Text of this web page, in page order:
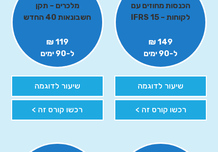
הכנסות מחוזים עם
לקוחות – IFRS 15
149 ₪
ל-90 ימים
שיעור לדוגמה
רכשו קורס זה >
מלכרים – תקן
חשבונאות 40 החדש
119 ₪
ל-90 ימים
שיעור לדוגמה
רכשו קורס זה >